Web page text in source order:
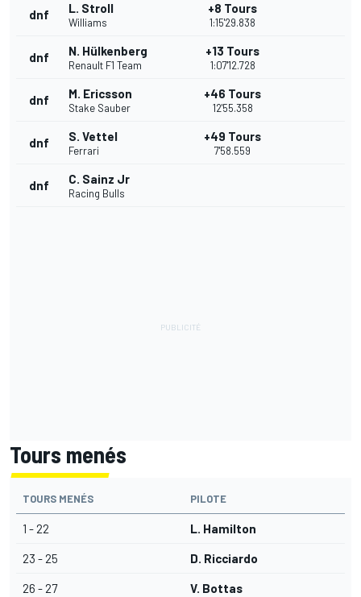
dnf L. Stroll
Williams
+8 Tours
1:15'29.838
dnf N. Hülkenberg
Renault F1 Team
+13 Tours
1:07'12.728
dnf M. Ericsson
Stake Sauber
+46 Tours
12'55.358
dnf S. Vettel
Ferrari
+49 Tours
7'58.559
dnf C. Sainz Jr
Racing Bulls
Tours menés
TOURS MENÉS PILOTE
1 - 22 L. Hamilton
23 - 25 D. Ricciardo
26 - 27 V. Bottas